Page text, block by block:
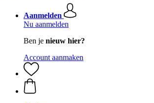
Aanmelden
Nu aanmelden
Ben je nieuw hier?
Account aanmaken